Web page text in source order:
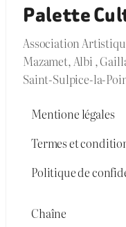
Palette
Association
Mazamet, Albi ,
Saint-Sulpice-la-
Mentione légales
Termes et
Politique de
Chaîne